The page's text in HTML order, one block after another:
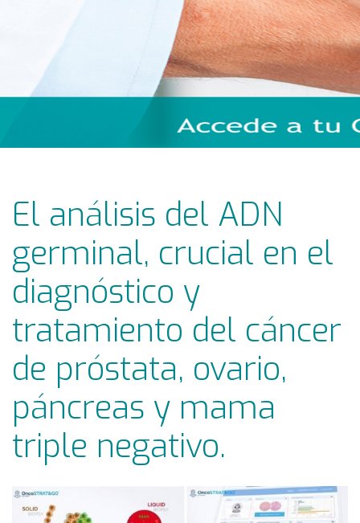
El análisis del ADN
germinal, crucial en el
diagnóstico y
tratamiento del cáncer
de próstata, ovario,
páncreas y mama
triple negativo.